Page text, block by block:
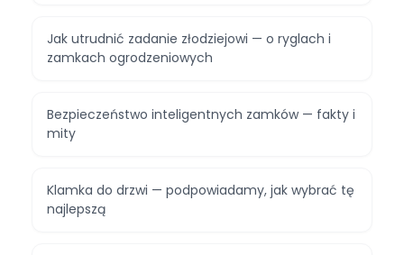
Jak utrudnić zadanie złodziejowi — o ryglach i
zamkach ogrodzeniowych
Bezpieczeństwo inteligentnych zamków — fakty i
mity
Klamka do drzwi — podpowiadamy, jak wybrać tę
najlepszą